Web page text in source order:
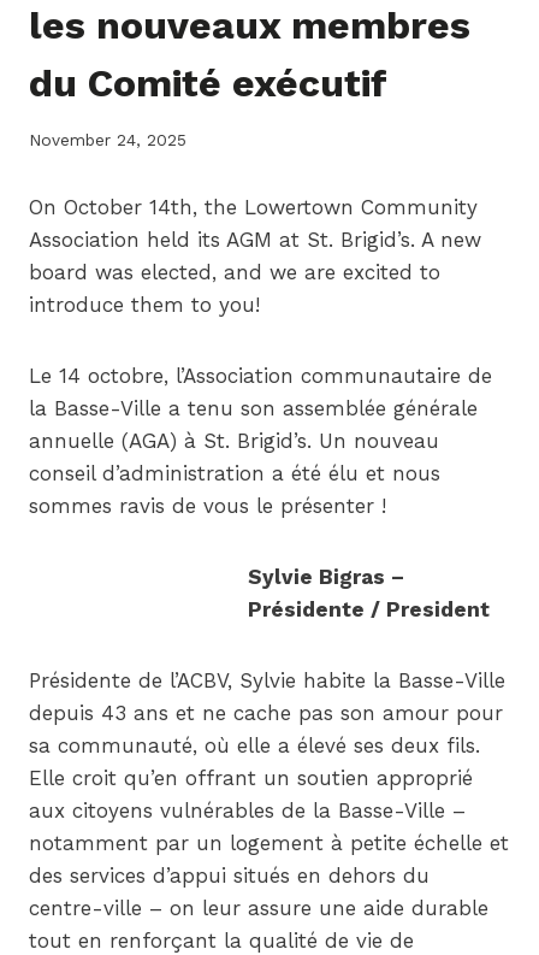
les nouveaux membres
du Comité exécutif
November 24, 2025
On October 14th, the Lowertown Community
Association held its AGM at St. Brigid’s. A new
board was elected, and we are excited to
introduce them to you!
Le 14 octobre, l’Association communautaire de
la Basse-Ville a tenu son assemblée générale
annuelle (AGA) à St. Brigid’s. Un nouveau
conseil d’administration a été élu et nous
sommes ravis de vous le présenter !
Sylvie Bigras –
Présidente / President
Présidente de l’ACBV, Sylvie habite la Basse-Ville
depuis 43 ans et ne cache pas son amour pour
sa communauté, où elle a élevé ses deux fils.
Elle croit qu’en offrant un soutien approprié
aux citoyens vulnérables de la Basse-Ville –
notamment par un logement à petite échelle et
des services d’appui situés en dehors du
centre-ville – on leur assure une aide durable
tout en renforçant la qualité de vie de